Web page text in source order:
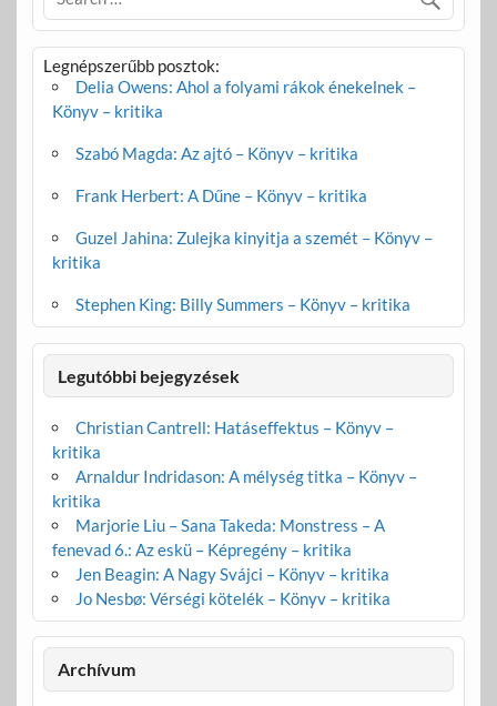
Legnépszerűbb posztok:
Delia Owens: Ahol a folyami rákok énekelnek –
Könyv – kritika
Szabó Magda: Az ajtó – Könyv – kritika
Frank Herbert: A Dűne – Könyv – kritika
Guzel Jahina: Zulejka kinyitja a szemét – Könyv –
kritika
Stephen King: Billy Summers – Könyv – kritika
Legutóbbi bejegyzések
Christian Cantrell: Hatáseffektus – Könyv –
kritika
Arnaldur Indridason: A mélység titka – Könyv –
kritika
Marjorie Liu – Sana Takeda: Monstress – A
fenevad 6.: Az eskü – Képregény – kritika
Jen Beagin: A Nagy Svájci – Könyv – kritika
Jo Nesbø: Vérségi kötelék – Könyv – kritika
Archívum